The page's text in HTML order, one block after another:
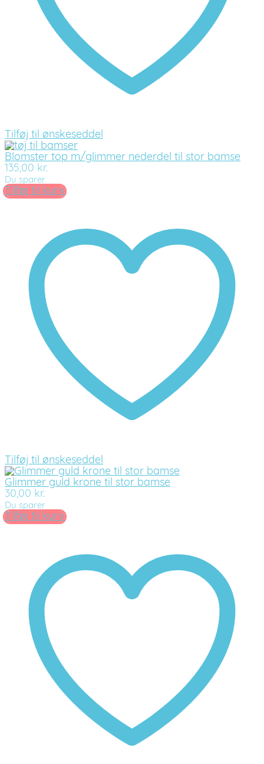
Tilføj til ønskeseddel
Blomster top m/glimmer nederdel til stor bamse
135,00 kr.
Du sparer
Tilføj til kurv
Tilføj til ønskeseddel
Glimmer guld krone til stor bamse
30,00 kr.
Du sparer
Tilføj til kurv